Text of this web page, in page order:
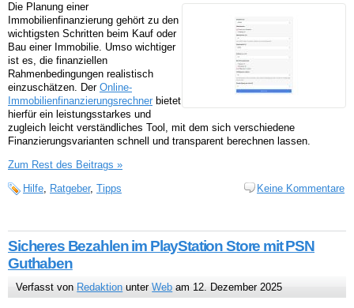
Die Planung einer
Immobilienfinanzierung gehört zu den
wichtigsten Schritten beim Kauf oder
Bau einer Immobilie. Umso wichtiger
ist es, die finanziellen
Rahmenbedingungen realistisch
einzuschätzen. Der Online-
Immobilienfinanzierungsrechner bietet
hierfür ein leistungsstarkes und
zugleich leicht verständliches Tool, mit dem sich verschiedene
Finanzierungsvarianten schnell und transparent berechnen lassen.
Zum Rest des Beitrags »
Hilfe
Ratgeber, Tipps Keine Kommentare
Sicheres Bezahlen im PlayStation Store mit PSN
Guthaben
Verfasst von Redaktion unterWeb am 12. Dezember 2025